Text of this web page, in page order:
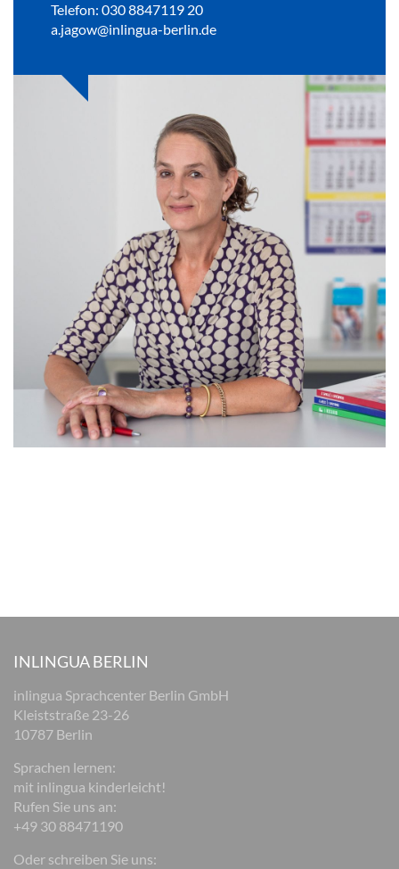
Telefon: 030 8847119 20
a.jagow@inlingua-berlin.de
INLINGUA BERLIN
inlingua Sprachcenter Berlin GmbH
Kleiststraße 23-26
10787 Berlin
Sprachen lernen:
mit inlingua kinderleicht!
Rufen Sie uns an:
+49 30 88471190
Oder schreiben Sie uns: